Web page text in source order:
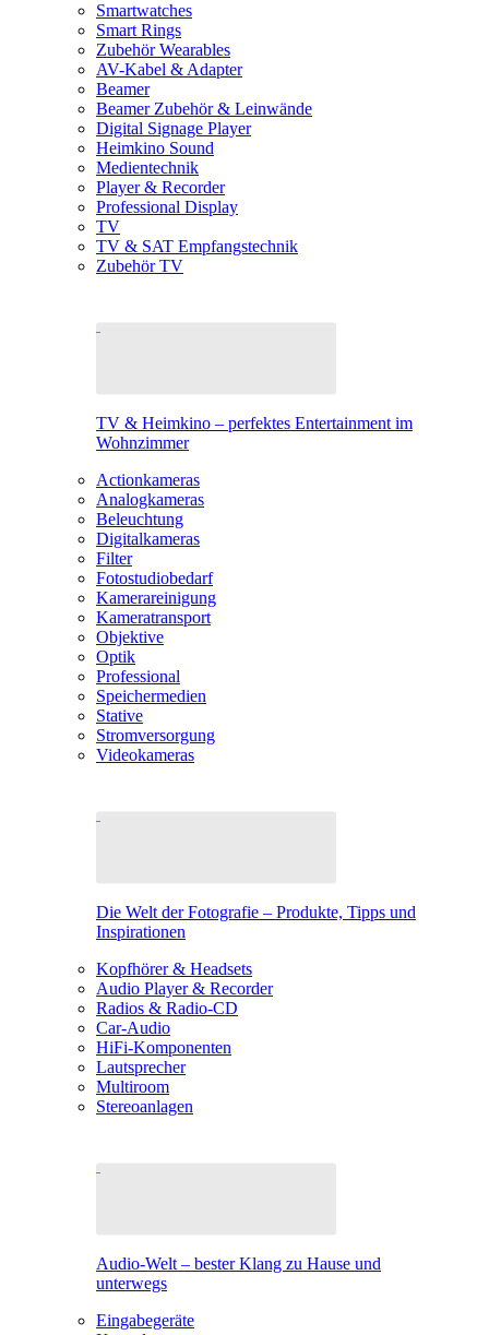
Smartwatches
Smart Rings
Zubehör Wearables
AV-Kabel & Adapter
Beamer
Beamer Zubehör & Leinwände
Digital Signage Player
Heimkino Sound
Medientechnik
Player & Recorder
Professional Display
TV
TV & SAT Empfangstechnik
Zubehör TV
TV & Heimkino – perfektes Entertainment im
Wohnzimmer
Actionkameras
Analogkameras
Beleuchtung
Digitalkameras
Filter
Fotostudiobedarf
Kamerareinigung
Kameratransport
Objektive
Optik
Professional
Speichermedien
Stative
Stromversorgung
Videokameras
Die Welt der Fotografie – Produkte, Tipps und
Inspirationen
Kopfhörer & Headsets
Audio Player & Recorder
Radios & Radio-CD
Car-Audio
HiFi-Komponenten
Lautsprecher
Multiroom
Stereoanlagen
Audio-Welt – bester Klang zu Hause und
unterwegs
Eingabegeräte